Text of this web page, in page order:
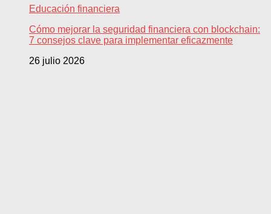
Educación financiera
Cómo mejorar la seguridad financiera con blockchain:
7 consejos clave para implementar eficazmente
26 julio 2026